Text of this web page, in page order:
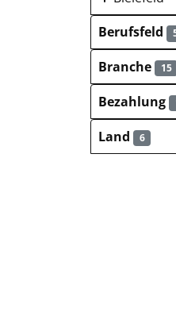
Berufsfeld
Branche 15
Bezahlung
Land 6